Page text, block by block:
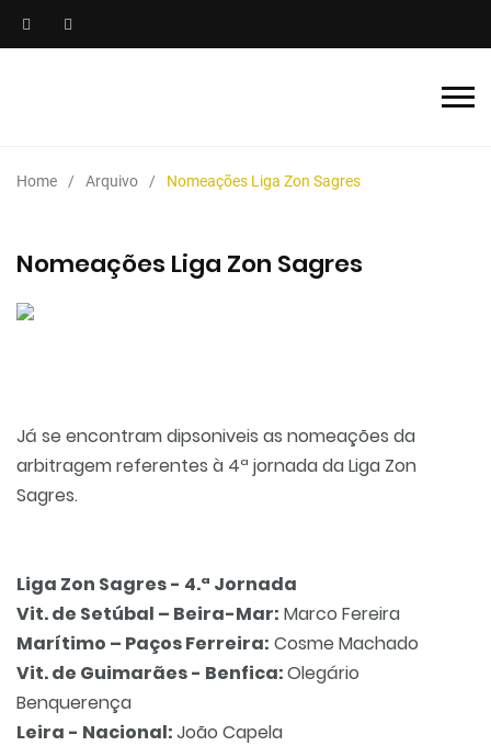
Home Arquivo Nomeações Liga Zon Sagres
Nomeações Liga Zon Sagres
Já se encontram dipsoniveis as nomeações da
arbitragem referentes à 4ª jornada da Liga Zon
Sagres.
Liga Zon Sagres - 4.ª Jornada
Vit. de Setúbal – Beira-Mar: Marco Fereira
Marítimo – Paços Ferreira: Cosme Machado
Vit. de Guimarães - Benfica:Olegário
Benquerença
Leira - Nacional:João Capela